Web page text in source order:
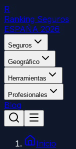
R
Ranking Seguros
ESPAÑA 2026
Seguros
Geográfico
Herramientas
Profesionales
Blog
Inicio